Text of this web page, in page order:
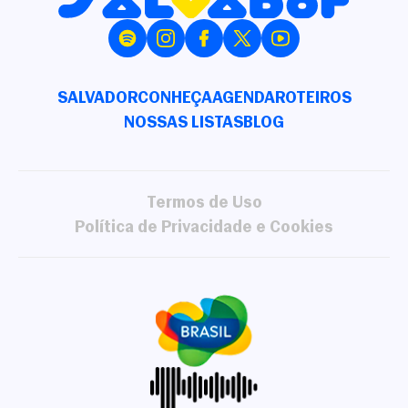
SALVADORCONHEÇAAGENDAROTEIROS
NOSSAS LISTASBLOG
Termos de Uso
Política de Privacidade e Cookies